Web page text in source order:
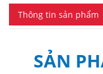
Thông tin sản phẩm
SẢN